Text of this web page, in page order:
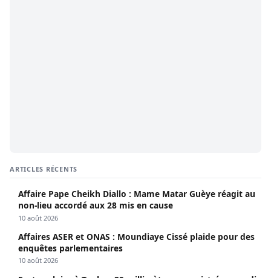
ARTICLES RÉCENTS
Affaire Pape Cheikh Diallo : Mame Matar Guèye réagit au
non-lieu accordé aux 28 mis en cause
10 août 2026
Affaires ASER et ONAS : Moundiaye Cissé plaide pour des
enquêtes parlementaires
10 août 2026